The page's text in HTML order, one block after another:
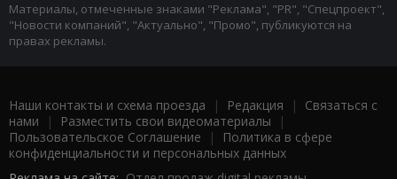
Материалы, отмеченные знаками "Реклама", "PR", "Спецпроект",
"Новости компаний", "Актуально", "Промо", публикуются на
правах рекламы.
Наши контакты и схема проезда | Редакция | Связаться с
нами | Разместить свои видеоматериалы |
Пользовательское Соглашение |
Политика в сфере
конфиденциальности и персональных данных